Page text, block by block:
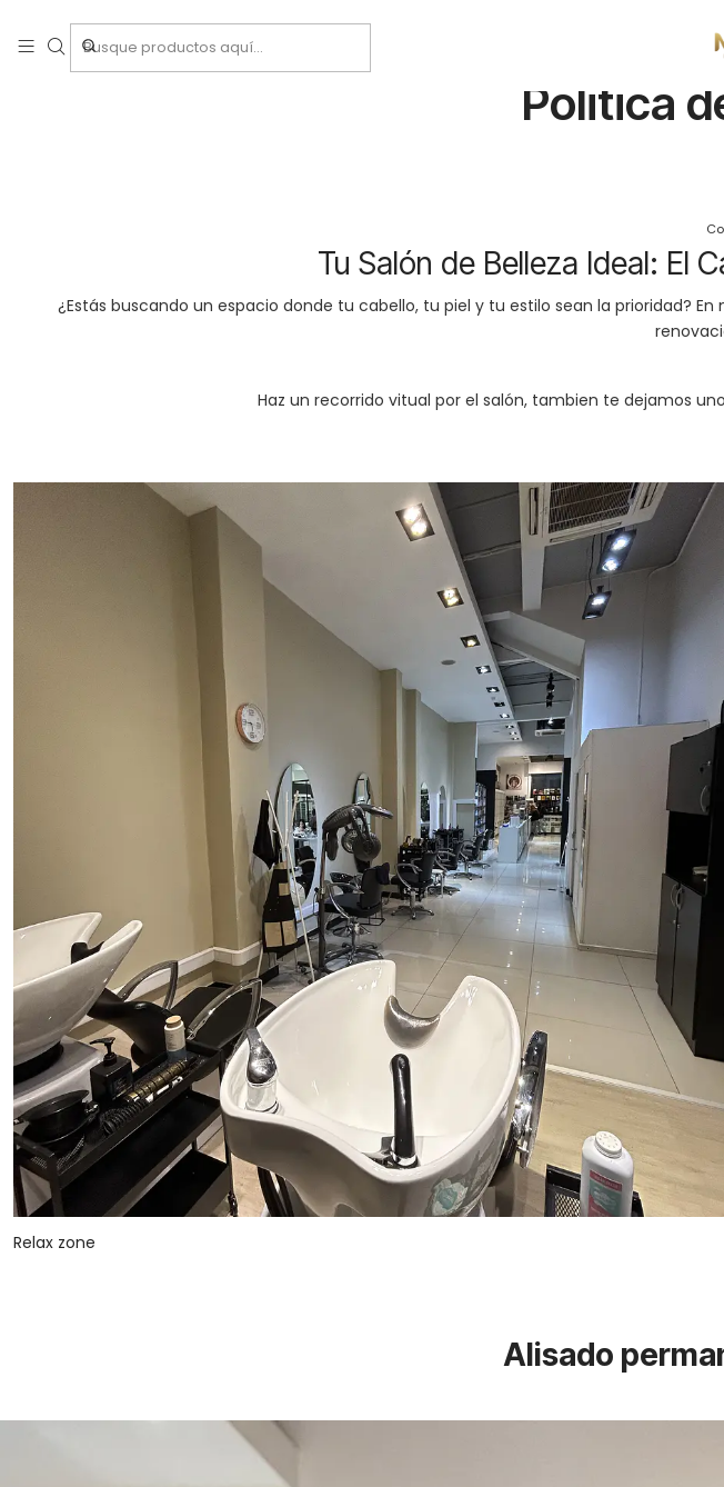
Politica
Tu Salón de Belleza Ideal: El
¿Estás buscando un espacio donde tu cabello, tu piel y tu estilo sean la prioridad? En
Haz un recorrido vitual por el salón, tambien te dejamos
Relax zone
Alisado